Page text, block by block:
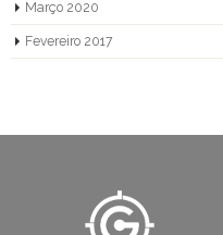
Março 2020
Fevereiro 2017